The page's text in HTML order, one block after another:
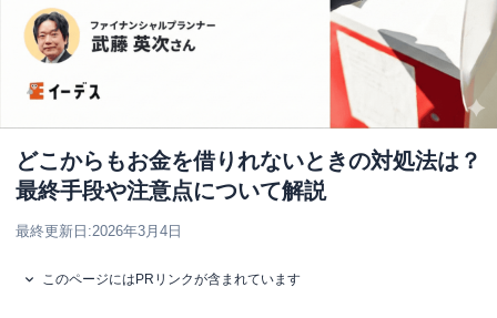
どこからもお金を借りれないときの対処法は？
最終手段や注意点について解説
最終更新日:2026年3月4日
このページにはPRリンクが含まれています